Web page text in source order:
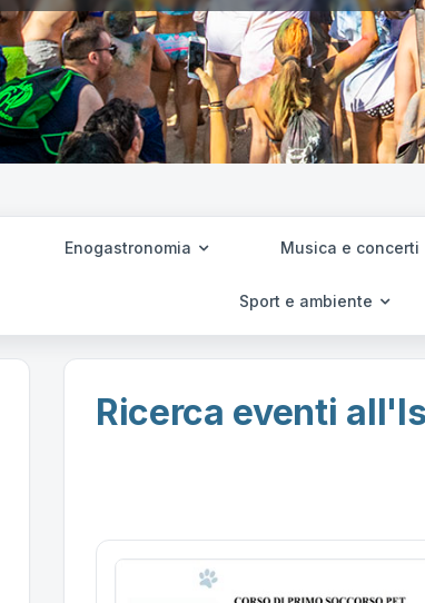
Enogastronomia Musica e concerti
Sport e ambiente
Ricerca eventi